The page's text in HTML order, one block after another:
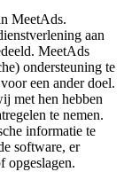
MeetAds.
aan
MeetAds
ondersteuning te
een ander doel.
met hen hebben
te nemen.
informatie te
software, er
opgeslagen.